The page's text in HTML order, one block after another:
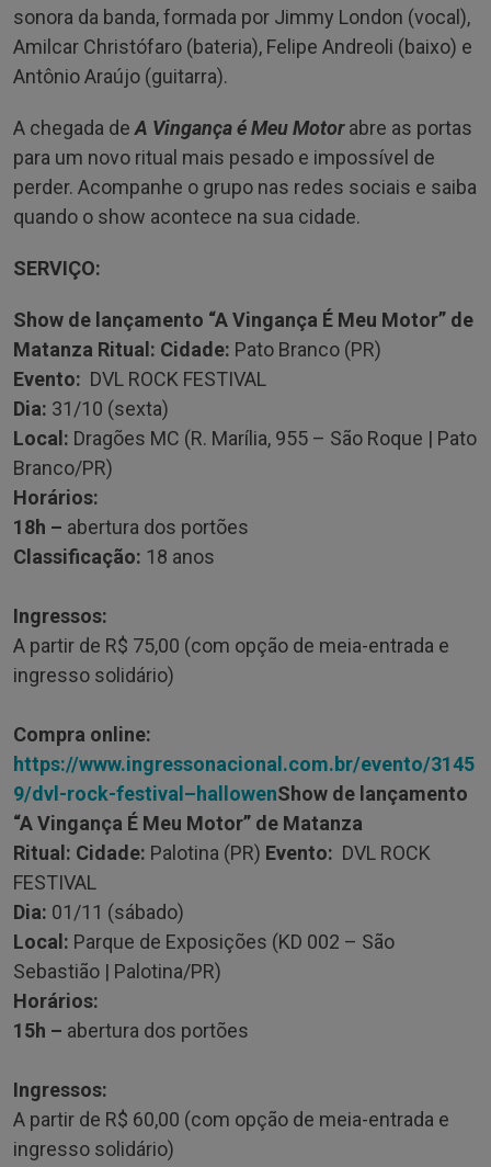
sonora da banda, formada por Jimmy London (vocal),
Amilcar Christófaro (bateria), Felipe Andreoli (baixo) e
Antônio Araújo (guitarra).
A chegada de A Vingança é Meu Motorabre as portas
para um novo ritual mais pesado e impossível de
perder. Acompanhe o grupo nas redes sociais e saiba
quando o show acontece na sua cidade.
SERVIÇO:
Show de lançamento “A Vingança É Meu Motor” de
Matanza Ritual: Cidade: Pato Branco (PR)
Evento: DVL ROCK FESTIVAL
Dia: 31/10 (sexta)
Local: Dragões MC (R. Marília, 955 – São Roque | Pato
Branco/PR)
Horários:
18h – abertura dos portões
Classificação: 18 anos
Ingressos:
A partir de R$ 75,00 (com opção de meia-entrada e
ingresso solidário)
Compra online:
https://www.ingressonacional.com.br/evento/3145
9/dvl-rock-festival–hallowenShow de lançamento
“A Vingança É Meu Motor” de Matanza
Ritual: Cidade: Palotina (PR) Evento: DVL ROCK
FESTIVAL
Dia: 01/11 (sábado)
Local: Parque de Exposições (KD 002 – São
Sebastião | Palotina/PR)
Horários:
15h – abertura dos portões
Ingressos:
A partir de R$ 60,00 (com opção de meia-entrada e
ingresso solidário)